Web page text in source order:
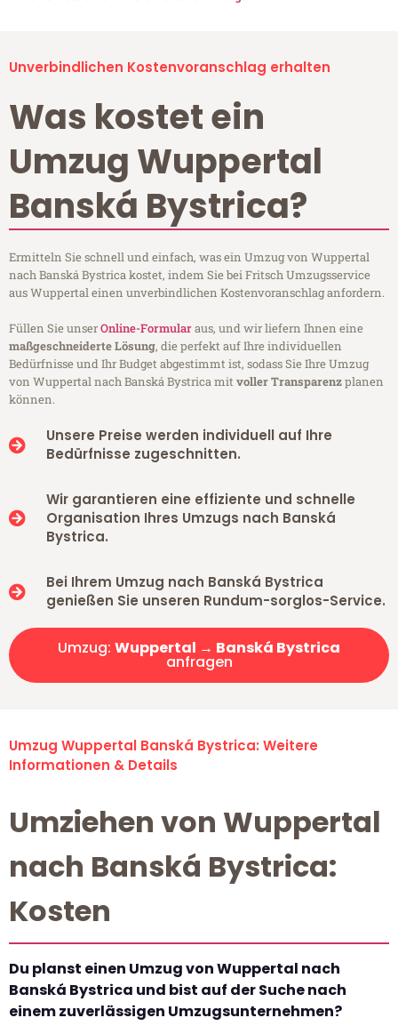
Unverbindlichen Kostenvoranschlag erhalten
Was kostet ein
Umzug Wuppertal
Banská Bystrica?
Ermitteln Sie schnell und einfach, was ein Umzug von Wuppertal
nach Banská Bystrica kostet, indem Sie bei Fritsch Umzugsservice
aus Wuppertal einen unverbindlichen Kostenvoranschlag anfordern.
Füllen Sie unserOnline-Formularaus, und wir liefern Ihnen eine
maßgeschneiderte Lösung, die perfekt auf Ihre individuellen
Bedürfnisse und Ihr Budget abgestimmt ist, sodass Sie Ihre Umzug
von Wuppertal nach Banská Bystrica mitvoller Transparenzplanen
können.
Unsere Preise werden individuell auf Ihre
Bedürfnisse zugeschnitten.
Wir garantieren eine effiziente und schnelle
Organisation Ihres Umzugs nach Banská
Bystrica.
Bei Ihrem Umzug nach Banská Bystrica
genießen Sie unseren Rundum-sorglos-Service.
Umzug: Wuppertal → Banská Bystrica
anfragen
Umzug Wuppertal Banská Bystrica: Weitere
Informationen & Details
Umziehen von Wuppertal
nach Banská Bystrica:
Kosten
Du planst einen Umzug von Wuppertal nach
Banská Bystrica und bist auf der Suche nach
einem zuverlässigen Umzugsunternehmen?